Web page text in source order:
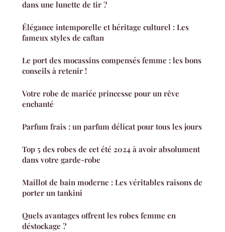
dans une lunette de tir ?
Élégance intemporelle et héritage culturel : Les
fameux styles de caftan
Le port des mocassins compensés femme : les bons
conseils à retenir !
Votre robe de mariée princesse pour un rêve
enchanté
Parfum frais : un parfum délicat pour tous les jours
Top 5 des robes de cet été 2024 à avoir absolument
dans votre garde-robe
Maillot de bain moderne : Les véritables raisons de
porter un tankini
Quels avantages offrent les robes femme en
déstockage ?